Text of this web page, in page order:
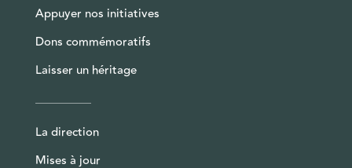
Appuyer nos initiatives
Dons commémoratifs
Laisser un héritage
La direction
Mises à jour